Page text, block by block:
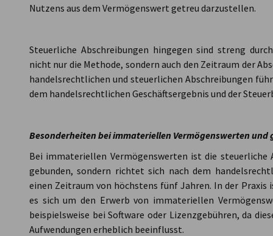
Nutzens aus dem Vermögenswert getreu darzustellen.
Steuerliche Abschreibungen hingegen sind streng
nicht nur die Methode, sondern auch den Zeitraum der
handelsrechtlichen und steuerlichen Abschreibungen
dem handelsrechtlichen Geschäftsergebnis und der
Besonderheiten bei immateriellen Vermögenswerten
Bei immateriellen Vermögenswerten ist die steuerliche
gebunden, sondern richtet sich nach dem
einen Zeitraum von höchstens fünf Jahren. In der
es sich um den Erwerb von immateriellen
beispielsweise bei Software oder Lizenzgebühren, da
Aufwendungen erheblich beeinflusst.